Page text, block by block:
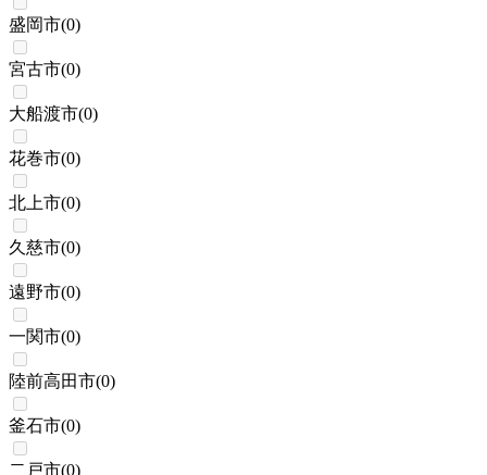
盛岡市(0)
宮古市(0)
大船渡市(0)
花巻市(0)
北上市(0)
久慈市(0)
遠野市(0)
一関市(0)
陸前高田市(0)
釜石市(0)
二戸市(0)